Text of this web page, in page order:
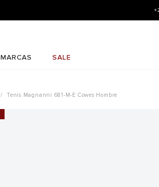
MARCAS SALE
Tenis Magnanni 681-M-E Cowes Hombre